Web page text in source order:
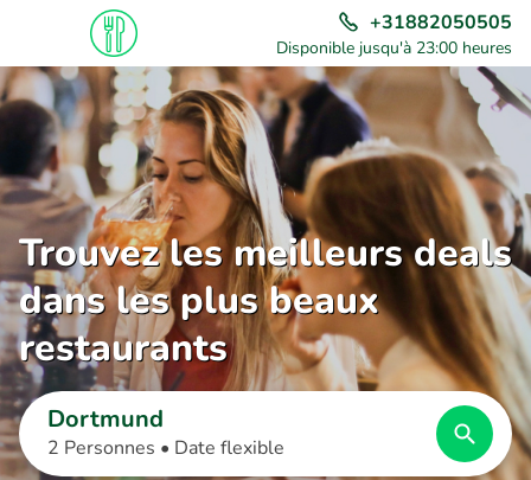
+31882050505
Disponible jusqu'à 23:00 heures
Trouvez les meilleurs deals
dans les plus beaux
restaurants
Dortmund
2 Personnes • Date flexible